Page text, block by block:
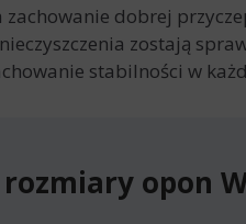
dobrej
zostają
stabilności w
opon